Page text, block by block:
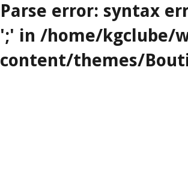
Parse error: syntax
';' in /home/kgclube/
content/themes/